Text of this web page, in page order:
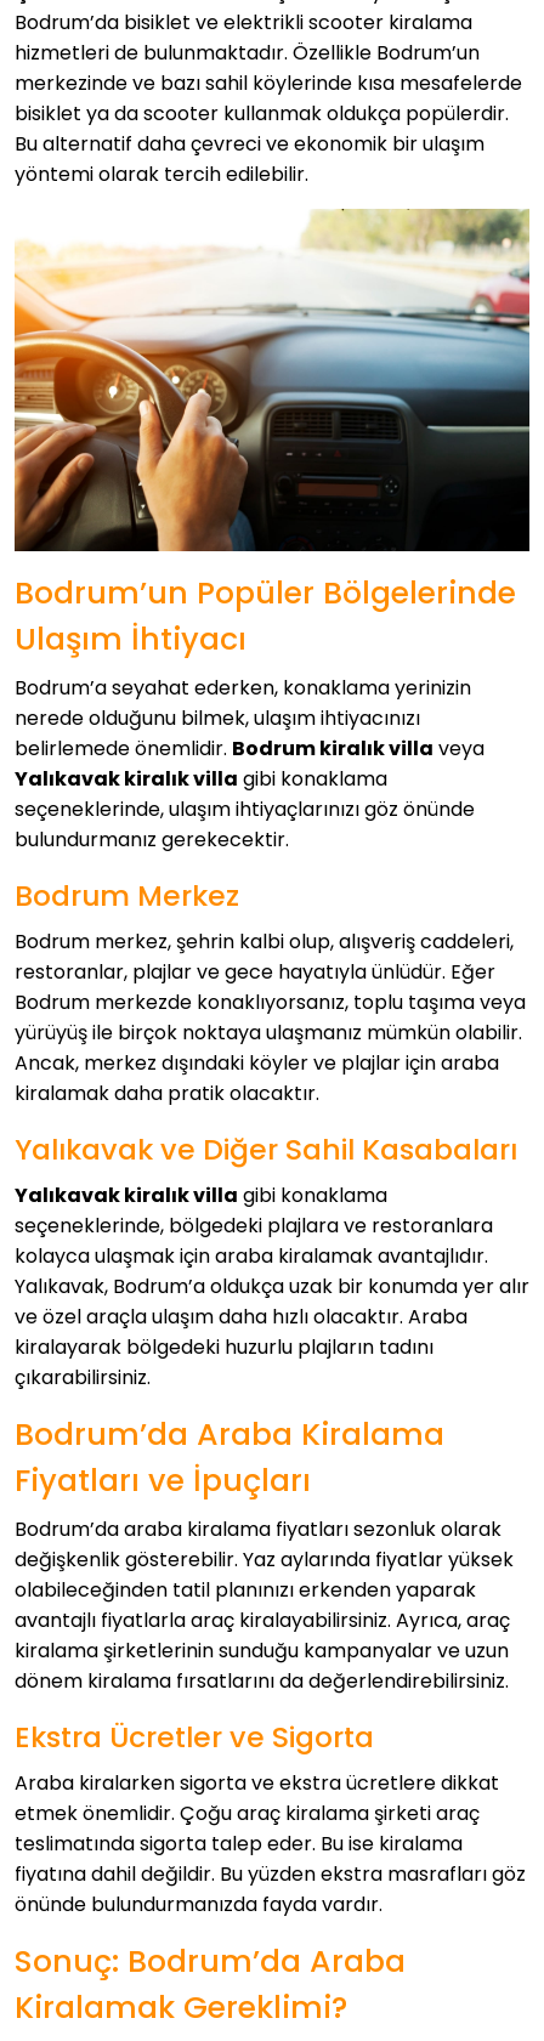
Bodrum’da bisiklet ve elektrikli scooter kiralama
hizmetleri de bulunmaktadır. Özellikle Bodrum’un
merkezinde ve bazı sahil köylerinde kısa mesafelerde
bisiklet ya da scooter kullanmak oldukça popülerdir.
Bu alternatif daha çevreci ve ekonomik bir ulaşım
yöntemi olarak tercih edilebilir.
Bodrum’un Popüler Bölgelerinde
Ulaşım İhtiyacı
Bodrum’a seyahat ederken, konaklama yerinizin
nerede olduğunu bilmek, ulaşım ihtiyacınızı
belirlemede önemlidir. Bodrum kiralık villa veya
Yalıkavak kiralık villa gibi konaklama
seçeneklerinde, ulaşım ihtiyaçlarınızı göz önünde
bulundurmanız gerekecektir.
Bodrum Merkez
Bodrum merkez, şehrin kalbi olup, alışveriş caddeleri,
restoranlar, plajlar ve gece hayatıyla ünlüdür. Eğer
Bodrum merkezde konaklıyorsanız, toplu taşıma veya
yürüyüş ile birçok noktaya ulaşmanız mümkün olabilir.
Ancak, merkez dışındaki köyler ve plajlar için araba
kiralamak daha pratik olacaktır.
Yalıkavak ve Diğer Sahil Kasabaları
Yalıkavak kiralık villa gibi konaklama
seçeneklerinde, bölgedeki plajlara ve restoranlara
kolayca ulaşmak için araba kiralamak avantajlıdır.
Yalıkavak, Bodrum’a oldukça uzak bir konumda yer alır
ve özel araçla ulaşım daha hızlı olacaktır. Araba
kiralayarak bölgedeki huzurlu plajların tadını
çıkarabilirsiniz.
Bodrum’da Araba Kiralama
Fiyatları ve İpuçları
Bodrum’da araba kiralama fiyatları sezonluk olarak
değişkenlik gösterebilir. Yaz aylarında fiyatlar yüksek
olabileceğinden tatil planınızı erkenden yaparak
avantajlı fiyatlarla araç kiralayabilirsiniz. Ayrıca, araç
kiralama şirketlerinin sunduğu kampanyalar ve uzun
dönem kiralama fırsatlarını da değerlendirebilirsiniz.
Ekstra Ücretler ve Sigorta
Araba kiralarken sigorta ve ekstra ücretlere dikkat
etmek önemlidir. Çoğu araç kiralama şirketi araç
teslimatında sigorta talep eder. Bu ise kiralama
fiyatına dahil değildir. Bu yüzden ekstra masrafları göz
önünde bulundurmanızda fayda vardır.
Sonuç: Bodrum’da Araba
Kiralamak Gereklimi?